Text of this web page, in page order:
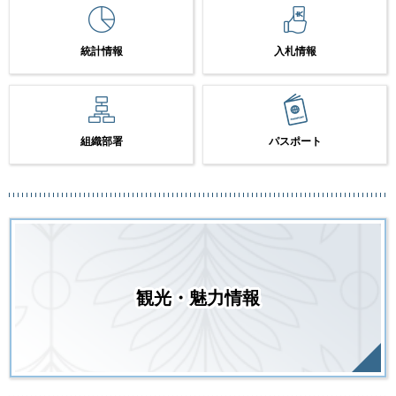
統計情報 入札情報
組織部署 パスポート
観光・魅力情報